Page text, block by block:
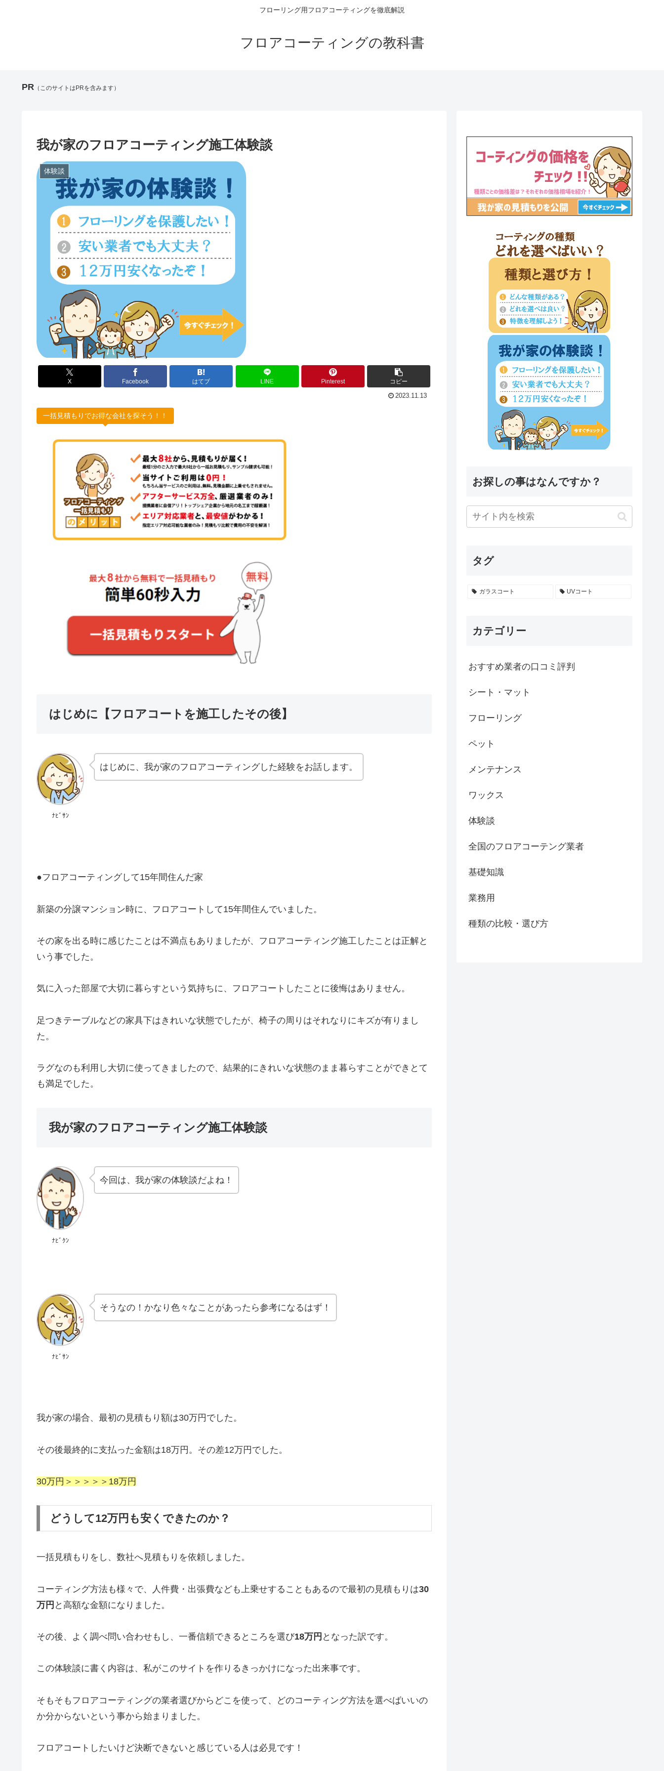
フローリング用フロアコーティングを徹底解説
フロアコーティングの教科書
PR （このサイトはPRを含みます）
我が家のフロアコーティング施工体験談
体験談
X Facebook はてブ LINE Pinterest コピー
2023.11.13
一括見積もりでお得な会社を探そう！！
はじめに【フロアコートを施工したその後】
ﾅﾋﾞｻﾝ
はじめに、我が家のフロアコーティングした経験をお話します。
●フロアコーティングして15年間住んだ家
新築の分譲マンション時に、フロアコートして15年間住んでいました。
その家を出る時に感じたことは不満点もありましたが、フロアコーティング施工したことは正解と
いう事でした。
気に入った部屋で大切に暮らすという気持ちに、フロアコートしたことに後悔はありません。
足つきテーブルなどの家具下はきれいな状態でしたが、椅子の周りはそれなりにキズが有りまし
た。
ラグなのも利用し大切に使ってきましたので、結果的にきれいな状態のまま暮らすことができとて
も満足でした。
我が家のフロアコーティング施工体験談
ﾅﾋﾞｸﾝ
今回は、我が家の体験談だよね！
ﾅﾋﾞｻﾝ
そうなの！かなり色々なことがあったら参考になるはず！
我が家の場合、最初の見積もり額は30万円でした。
その後最終的に支払った金額は18万円。その差12万円でした。
30万円＞＞＞＞＞18万円
どうして12万円も安くできたのか？
一括見積もりをし、数社へ見積もりを依頼しました。
コーティング方法も様々で、人件費・出張費なども上乗せすることもあるので最初の見積もりは30
万円 と高額な金額になりました。
その後、よく調べ問い合わせもし、一番信頼できるところを選び18万円 となった訳です。
この体験談に書く内容は、私がこのサイトを作りるきっかけになった出来事です。
そもそもフロアコーティングの業者選びからどこを使って、どのコーティング方法を選べばいいの
か分からないという事から始まりました。
フロアコートしたいけど決断できないと感じている人は必見です！
お探しの事はなんですか？
タグ
ガラスコート UVコート
カテゴリー
おすすめ業者の口コミ評判
シート・マット
フローリング
ペット
メンテナンス
ワックス
体験談
全国のフロアコーテング業者
基礎知識
業務用
種類の比較・選び方